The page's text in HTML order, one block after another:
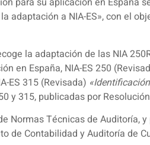
a NIA-ES», con el
la adaptación de las NIA
en España, NIA-ES 250
ES 315 (Revisada)
y 315, publicadas por
Normas Técnicas de Auditoría,
de Contabilidad y Auditoría de